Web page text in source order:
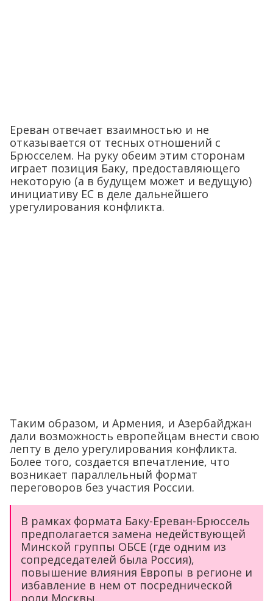
Ереван отвечает взаимностью и не
отказывается от тесных отношений с
Брюсселем. На руку обеим этим сторонам
играет позиция Баку, предоставляющего
некоторую (а в будущем может и ведущую)
инициативу ЕС в деле дальнейшего
урегулирования конфликта.
Таким образом, и Армения, и Азербайджан
дали возможность европейцам внести свою
лепту в дело урегулирования конфликта.
Более того, создается впечатление, что
возникает параллельный формат
переговоров без участия России.
В рамках формата Баку-Ереван-Брюссель
предполагается замена недействующей
Минской группы ОБСЕ (где одним из
сопредседателей была Россия),
повышение влияния Европы в регионе и
избавление в нем от посреднической